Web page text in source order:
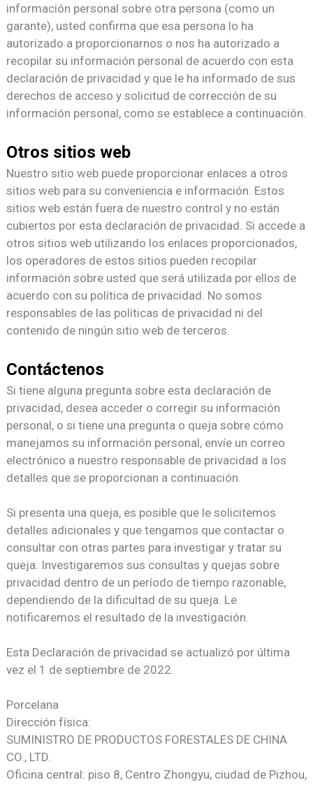
información personal sobre otra persona (como un
garante), usted confirma que esa persona lo ha
autorizado a proporcionarnos o nos ha autorizado a
recopilar su información personal de acuerdo con esta
declaración de privacidad y que le ha informado de sus
derechos de acceso y solicitud de corrección de su
información personal, como se establece a continuación.
Otros sitios web
Nuestro sitio web puede proporcionar enlaces a otros
sitios web para su conveniencia e información. Estos
sitios web están fuera de nuestro control y no están
cubiertos por esta declaración de privacidad. Si accede a
otros sitios web utilizando los enlaces proporcionados,
los operadores de estos sitios pueden recopilar
información sobre usted que será utilizada por ellos de
acuerdo con su política de privacidad. No somos
responsables de las políticas de privacidad ni del
contenido de ningún sitio web de terceros.
Contáctenos
Si tiene alguna pregunta sobre esta declaración de
privacidad, desea acceder o corregir su información
personal, o si tiene una pregunta o queja sobre cómo
manejamos su información personal, envíe un correo
electrónico a nuestro responsable de privacidad a los
detalles que se proporcionan a continuación.
Si presenta una queja, es posible que le solicitemos
detalles adicionales y que tengamos que contactar o
consultar con otras partes para investigar y tratar su
queja. Investigaremos sus consultas y quejas sobre
privacidad dentro de un período de tiempo razonable,
dependiendo de la dificultad de su queja. Le
notificaremos el resultado de la investigación.
Esta Declaración de privacidad se actualizó por última
vez el 1 de septiembre de 2022.
Porcelana
Dirección física:
SUMINISTRO DE PRODUCTOS FORESTALES DE CHINA
CO., LTD.
Oficina central: piso 8, Centro Zhongyu, ciudad de Pizhou,